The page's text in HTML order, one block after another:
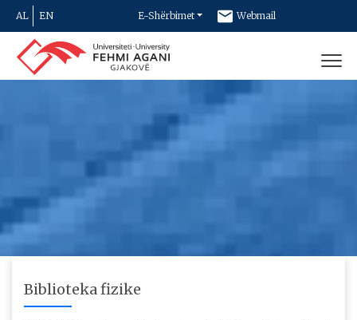
AL EN E-Shërbimet Webmail
Newsletter
Biblioteka fizike